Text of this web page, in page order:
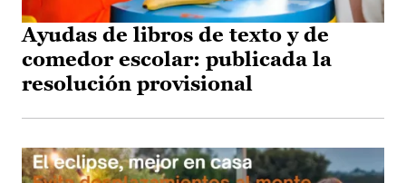
Ayudas de libros de texto y de
comedor escolar: publicada la
resolución provisional